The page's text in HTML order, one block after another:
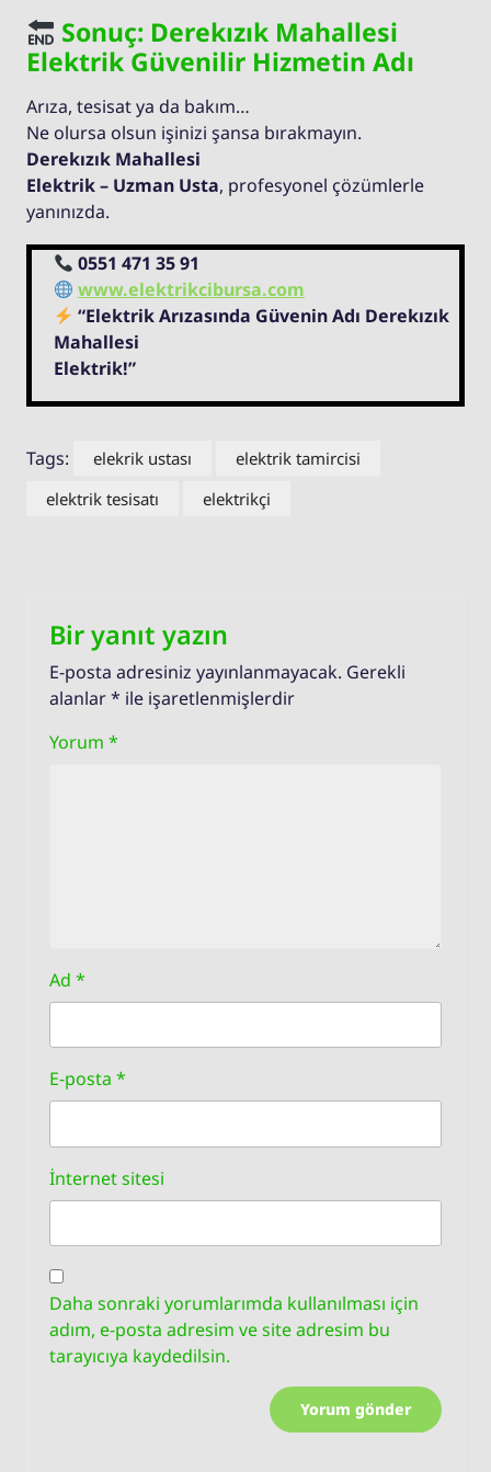
Sonuç: Derekızık Mahallesi
Elektrik Güvenilir Hizmetin Adı
Arıza, tesisat ya da bakım…
Ne olursa olsun işinizi şansa bırakmayın.
Derekızık Mahallesi
Elektrik – Uzman Usta, profesyonel çözümlerle
yanınızda.
0551 471 35 91
www.elektrikcibursa.com
“Elektrik Arızasında Güvenin Adı Derekızık
Mahallesi
Elektrik!”
Tags: elekrik ustası
elektrik tamircisi
elektrik tesisatı
elektrikçi
Bir yanıt yazın
E-posta adresiniz yayınlanmayacak. Gerekli
alanlar* ile işaretlenmişlerdir
Yorum *
Ad *
E-posta *
İnternet sitesi
Daha sonraki yorumlarımda kullanılması için
adım, e-posta adresim ve site adresim bu
tarayıcıya kaydedilsin.